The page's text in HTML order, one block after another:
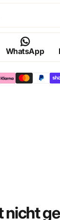
WhatsApp